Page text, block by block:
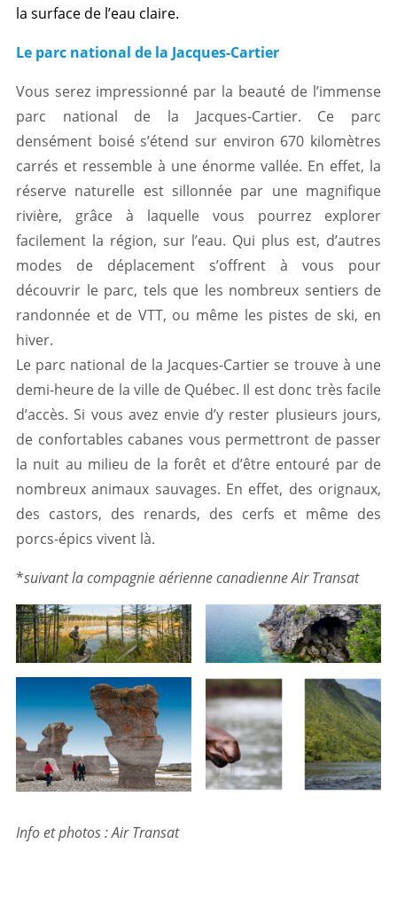
la surface de l’eau claire.
Le parc national de la Jacques-Cartier
Vous serez impressionné par la beauté de l’immense
parc national de la Jacques-Cartier. Ce parc
densément boisé s’étend sur environ 670 kilomètres
carrés et ressemble à une énorme vallée. En effet, la
réserve naturelle est sillonnée par une magnifique
rivière, grâce à laquelle vous pourrez explorer
facilement la région, sur l’eau. Qui plus est, d’autres
modes de déplacement s’offrent à vous pour
découvrir le parc, tels que les nombreux sentiers de
randonnée et de VTT, ou même les pistes de ski, en
hiver.
Le parc national de la Jacques-Cartier se trouve à une
demi-heure de la ville de Québec. Il est donc très facile
d’accès. Si vous avez envie d’y rester plusieurs jours,
de confortables cabanes vous permettront de passer
la nuit au milieu de la forêt et d’être entouré par de
nombreux animaux sauvages. En effet, des orignaux,
des castors, des renards, des cerfs et même des
porcs-épics vivent là.
*suivant la compagnie aérienne canadienne Air Transat
Info et photos : Air Transat